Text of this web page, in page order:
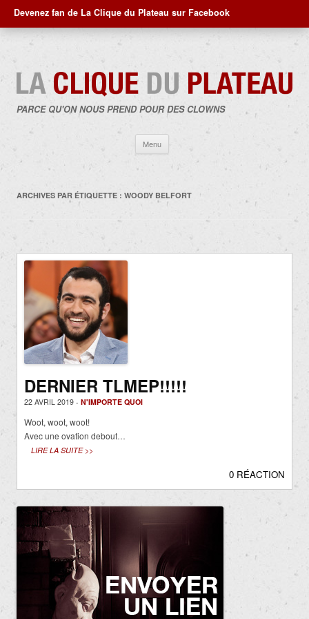
Devenez fan de La Clique du Plateau sur Facebook
PARCE QU'ON NOUS PREND POUR DES CLOWNS
Menu
contenu
ARCHIVES PAR ÉTIQUETTE : WOODY BELFORT
DERNIER TLMEP!!!!!
22 AVRIL 2019 - N'IMPORTE QUOI
Woot, woot, woot!
Avec une ovation debout…
LIRE LA SUITE >>
0 RÉACTION